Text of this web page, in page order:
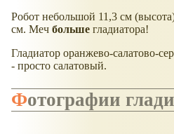
Робот небольшой 11,3 см
см. Меч больше гладиатора!
Гладиатор оранжево-салатово-
- просто салатовый.
Фотографии